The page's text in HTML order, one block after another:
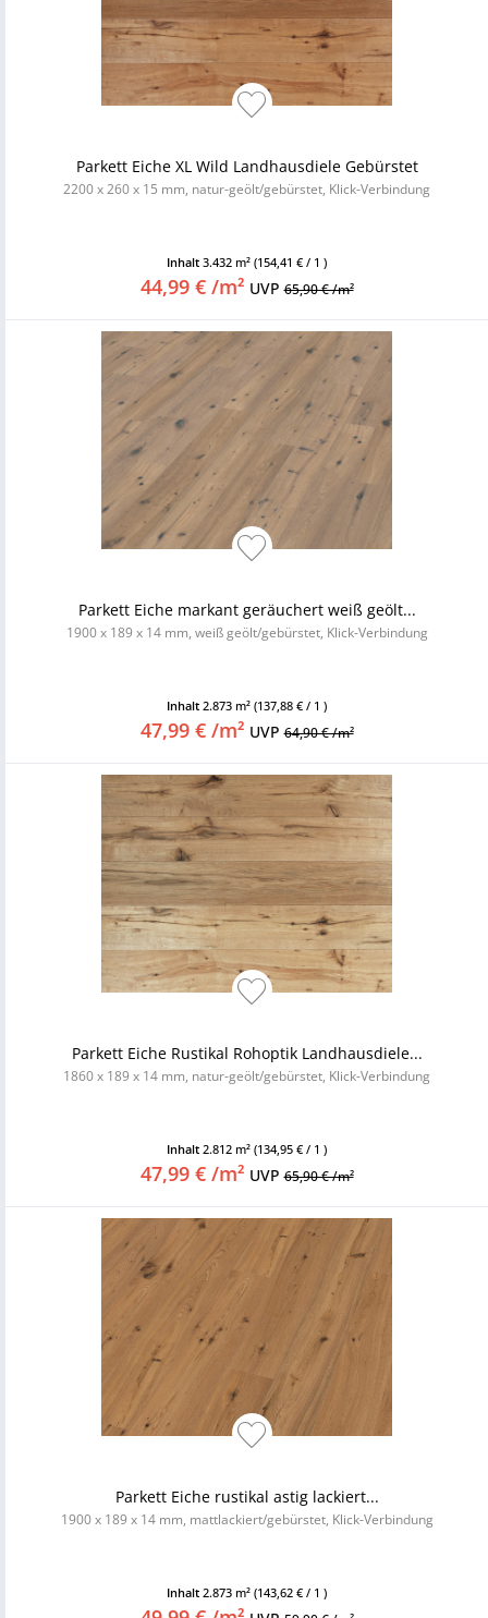
Parkett Eiche XL Wild Landhausdiele Gebürstet
2200 x 260 x 15 mm, natur-geölt/gebürstet, Klick-Verbindung
Inhalt 3.432 m² (154,41 € / 1 )
44,99 € /m² UVP65,90 € /m²
Parkett Eiche markant geräuchert weiß geölt...
1900 x 189 x 14 mm, weiß geölt/gebürstet, Klick-Verbindung
Inhalt 2.873 m² (137,88 € / 1 )
47,99 € /m² UVP64,90 € /m²
Parkett Eiche Rustikal Rohoptik Landhausdiele...
1860 x 189 x 14 mm, natur-geölt/gebürstet, Klick-Verbindung
Inhalt 2.812 m² (134,95 € / 1 )
47,99 € /m² UVP65,90 € /m²
Parkett Eiche rustikal astig lackiert...
1900 x 189 x 14 mm, mattlackiert/gebürstet, Klick-Verbindung
Inhalt 2.873 m² (143,62 € / 1 )